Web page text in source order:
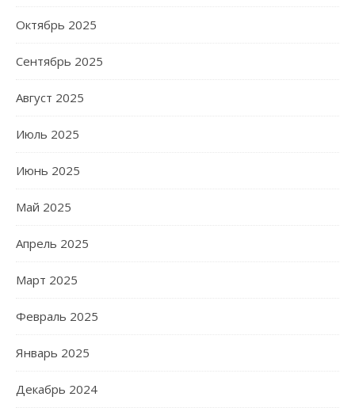
Октябрь 2025
Сентябрь 2025
Август 2025
Июль 2025
Июнь 2025
Май 2025
Апрель 2025
Март 2025
Февраль 2025
Январь 2025
Декабрь 2024